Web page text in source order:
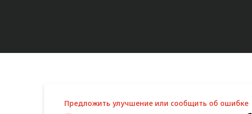
Предложить улучшение или сообщить об ошибке